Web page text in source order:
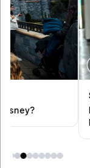
Sự kiện độc
Ba góc nhìn về